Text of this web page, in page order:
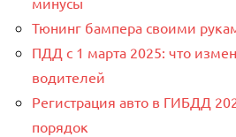
Тюнинг бампера своими
ПДД с 1 марта 2025: что
водителей
Регистрация авто в ГИБДД
порядок